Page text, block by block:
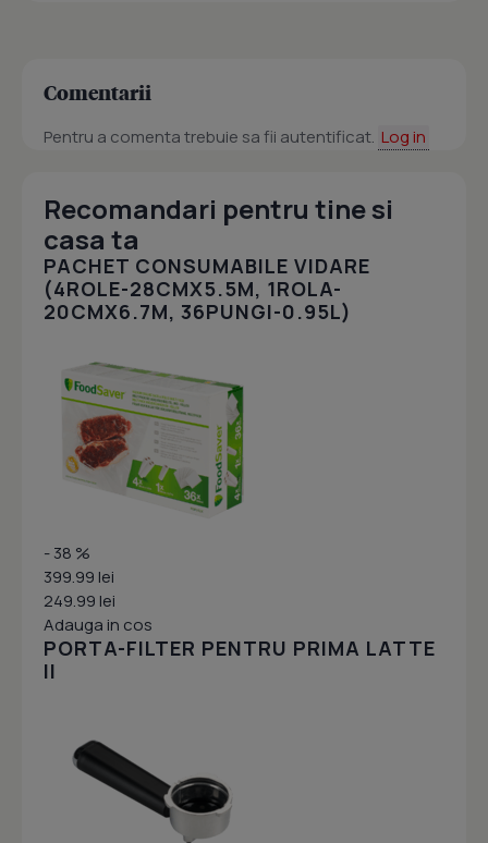
Comentarii
Pentru a comenta trebuie sa fii autentificat. Log in
Recomandari pentru tine si
casa ta
PACHET CONSUMABILE VIDARE
(4ROLE-28CMX5.5M, 1ROLA-
20CMX6.7M, 36PUNGI-0.95L)
- 38 %
399.99 lei
249.99 lei
Adauga in cos
PORTA-FILTER PENTRU PRIMA LATTE
II